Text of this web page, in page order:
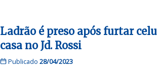
Ladrão é preso após furtar
casa no Jd. Rossi
Publicado 28/04/2023